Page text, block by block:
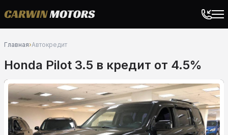
Главная›Автокредит
Honda Pilot 3.5 в кредит от 4.5%